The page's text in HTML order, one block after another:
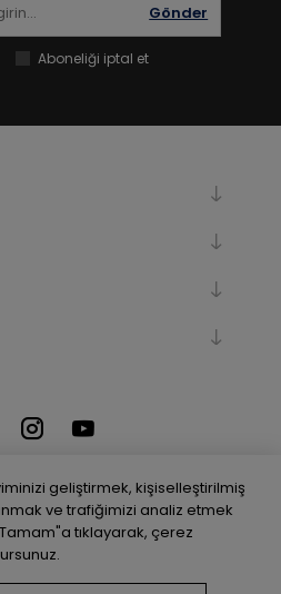
Gönder
Aboneliği iptal et
bynopCommerce
geliştirmek, kişiselleştirilmiş
ve trafiğimizi analiz etmek
tıklayarak, çerez